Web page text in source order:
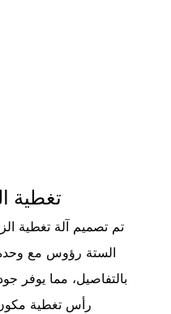
تم تصميم آلة تغطية
الستة رؤوس مع وحدة
بالتفاصيل، مما يوفر